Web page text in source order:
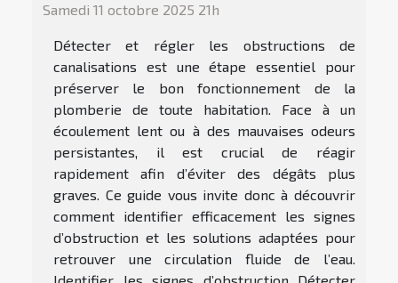
Samedi 11 octobre 2025 21h
Détecter et régler les obstructions de
canalisations est une étape essentiel pour
préserver le bon fonctionnement de la
plomberie de toute habitation. Face à un
écoulement lent ou à des mauvaises odeurs
persistantes, il est crucial de réagir
rapidement afin d’éviter des dégâts plus
graves. Ce guide vous invite donc à découvrir
comment identifier efficacement les signes
d’obstruction et les solutions adaptées pour
retrouver une circulation fluide de l’eau.